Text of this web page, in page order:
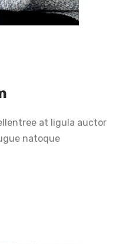
at ligula auctor
natoque